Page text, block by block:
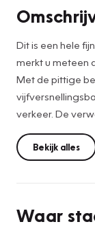
Dit is een hele
merkt u meteen
Met de pittige
verkeer. De
voor rug en
andere ook van:
koplampen, in
Zodra u naar de
Bekijk alles
Waar